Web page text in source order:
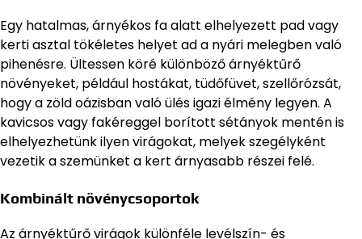
Egy hatalmas, árnyékos fa alatt elhelyezett pad vagy
kerti asztal tökéletes helyet ad a nyári melegben való
pihenésre. Ültessen köré különböző árnyéktűrő
növényeket, például hostákat, tüdőfüvet, szellőrózsát,
hogy a zöld oázisban való ülés igazi élmény legyen. A
kavicsos vagy fakéreggel borított sétányok mentén is
elhelyezhetünk ilyen virágokat, melyek szegélyként
vezetik a szemünket a kert árnyasabb részei felé.
Kombinált növénycsoportok
Az árnyéktűrő virágok különféle levélszín- és